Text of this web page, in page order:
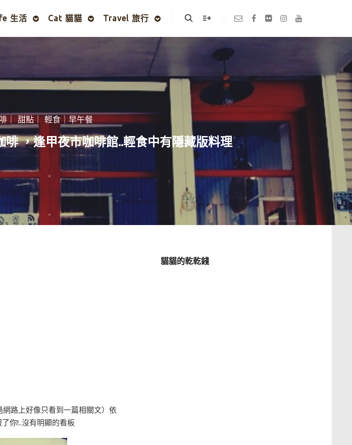
生活 Cat 貓貓 Travel 旅行
｜ 甜點｜ 輕食｜早午餐
啡 ，逢甲夜市咖啡館..輕食中有隱藏版料理
路上好像只看到一篇相關文）依
你!..沒有明顯的看板
貓貓的乾乾錢